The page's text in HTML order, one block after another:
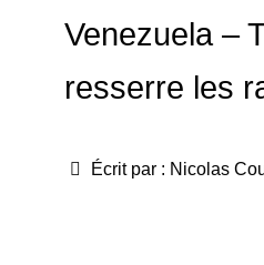
Venezuela –
resserre les
Écrit par : Nicolas